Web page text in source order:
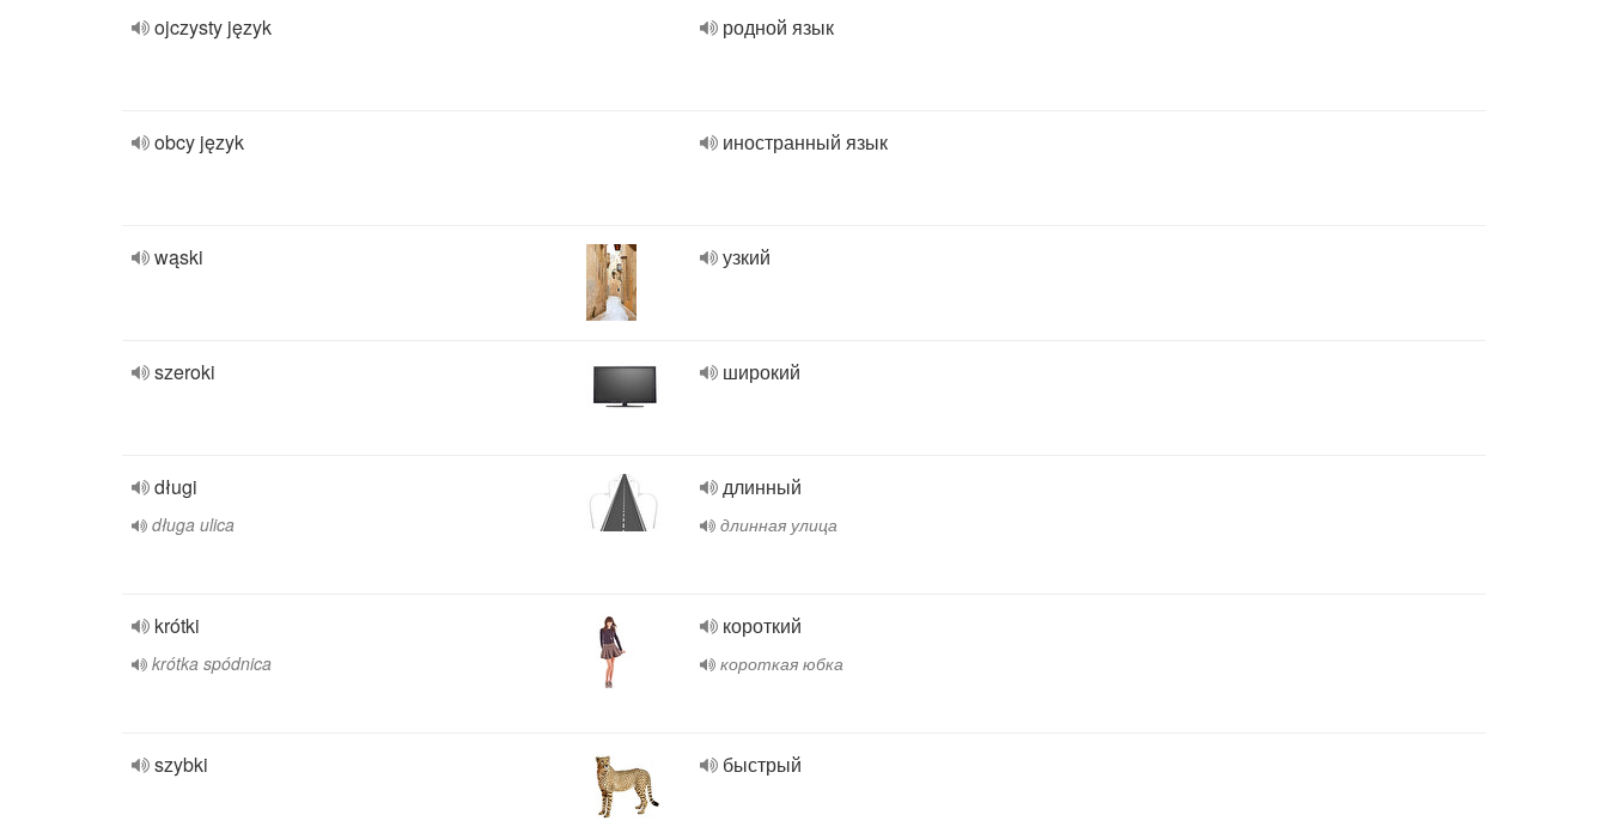
ojczysty język родной язык
obcy język иностранный язык
wąski узкий
szeroki широкий
długi
długa ulica
длинный
длинная улица
krótki
krótka spódnica
короткий
короткая юбка
szybki быстрый